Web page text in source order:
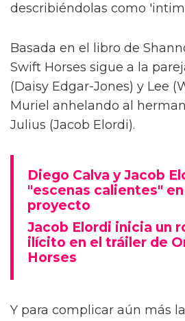
describiéndolas como
Basada en el libro de
Swift Horses sigue a la
(Daisy Edgar-Jones) y Lee
Muriel anhelando al
Julius (Jacob Elordi).
Diego Calva y Jacob
"escenas calientes"
proyecto
Jacob Elordi inicia un
ilícito en el tráiler de
Horses
Y para complicar aún más